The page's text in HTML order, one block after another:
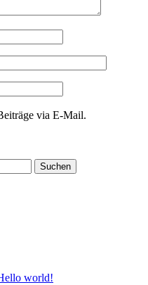
via E-Mail.
world!